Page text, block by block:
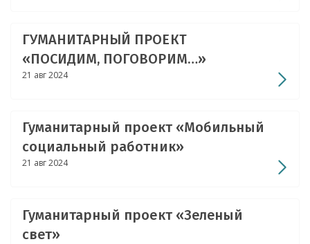
ГУМАНИТАРНЫЙ ПРОЕКТ
«ПОСИДИМ, ПОГОВОРИМ…»
21 авг 2024
Гуманитарный проект «Мобильный
социальный работник»
21 авг 2024
Гуманитарный проект «Зеленый
свет»